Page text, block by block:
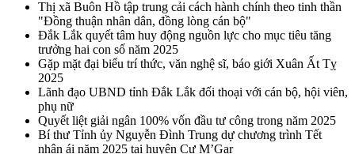
Thị xã Buôn Hồ tập trung cải cách hành chính theo tinh thần
"Đồng thuận nhân dân, đồng lòng cán bộ"
Đắk Lắk quyết tâm huy động nguồn lực cho mục tiêu tăng
trưởng hai con số năm 2025
Gặp mặt đại biểu trí thức, văn nghệ sĩ, báo giới Xuân Ất Tỵ
2025
Lãnh đạo UBND tỉnh Đắk Lắk đối thoại với cán bộ, hội viên,
phụ nữ
Quyết liệt giải ngân 100% vốn đầu tư công trong năm 2025
Bí thư Tỉnh ủy Nguyễn Đình Trung dự chương trình Tết
nhân ái năm 2025 tại huyện Cư M’Gar